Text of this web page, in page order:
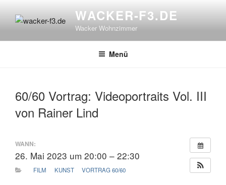
Inhalt
WACKER-F3.DE
Wacker Wohnzimmer
Menü
60/60 Vortrag: Videoportraits Vol. III
von Rainer Lind
WANN:
26. Mai 2023 um 20:00 – 22:30
FILM KUNST VORTRAG 60/60